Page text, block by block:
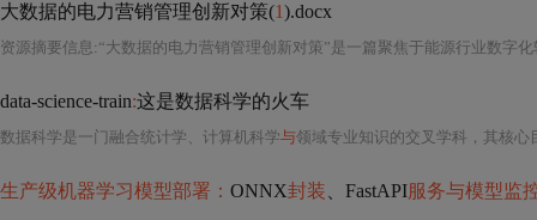
大数据的电力营销管理创新对策(1).docx
资源摘要信息:“大数据的电力营销管理创新对策”是一篇聚焦于能源行业数字化转型关键路径
data-science-train:这是数据科学的火车
数据科学是一门融合统计学、计算机科学与领域专业知识的交叉学科，其核心目标是通过系统化的
生产级机器学习模型部署： ONNX封装 、FastAPI服务与模型监